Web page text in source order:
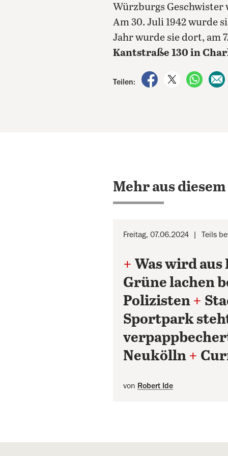
Würzburgs Geschwister
Am 30. Juli 1942 wurde
Jahr wurde sie dort, am
Kantstraße 130 in
Teilen:
auf Facebook teilen
auf X teilen
per
Mehr aus
Freitag, 07.06.2024 Teils
+ Was wird
Grüne lachen
Polizisten +
Sportpark
Neukölln +
von Robert Ide